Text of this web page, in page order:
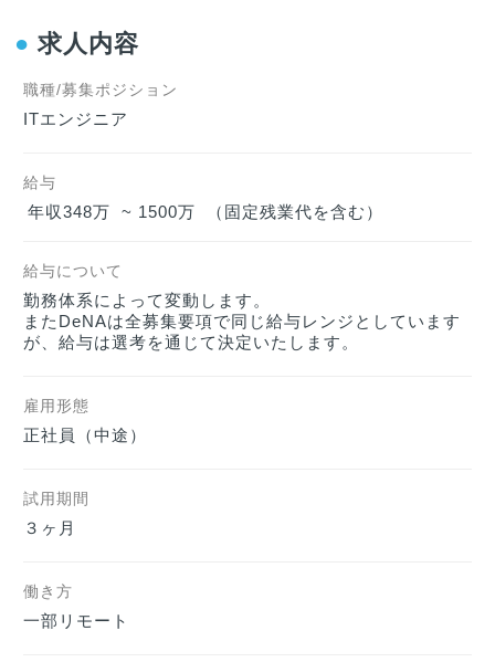
● 求人内容
職種/募集ポジション
ITエンジニア
給与
年収348万  ~ 1500万  （固定残業代を含む）
給与について
勤務体系によって変動します。
またDeNAは全募集要項で同じ給与レンジとしています
が、給与は選考を通じて決定いたします。
雇用形態
正社員（中途）
試用期間
３ヶ月
働き方
一部リモート